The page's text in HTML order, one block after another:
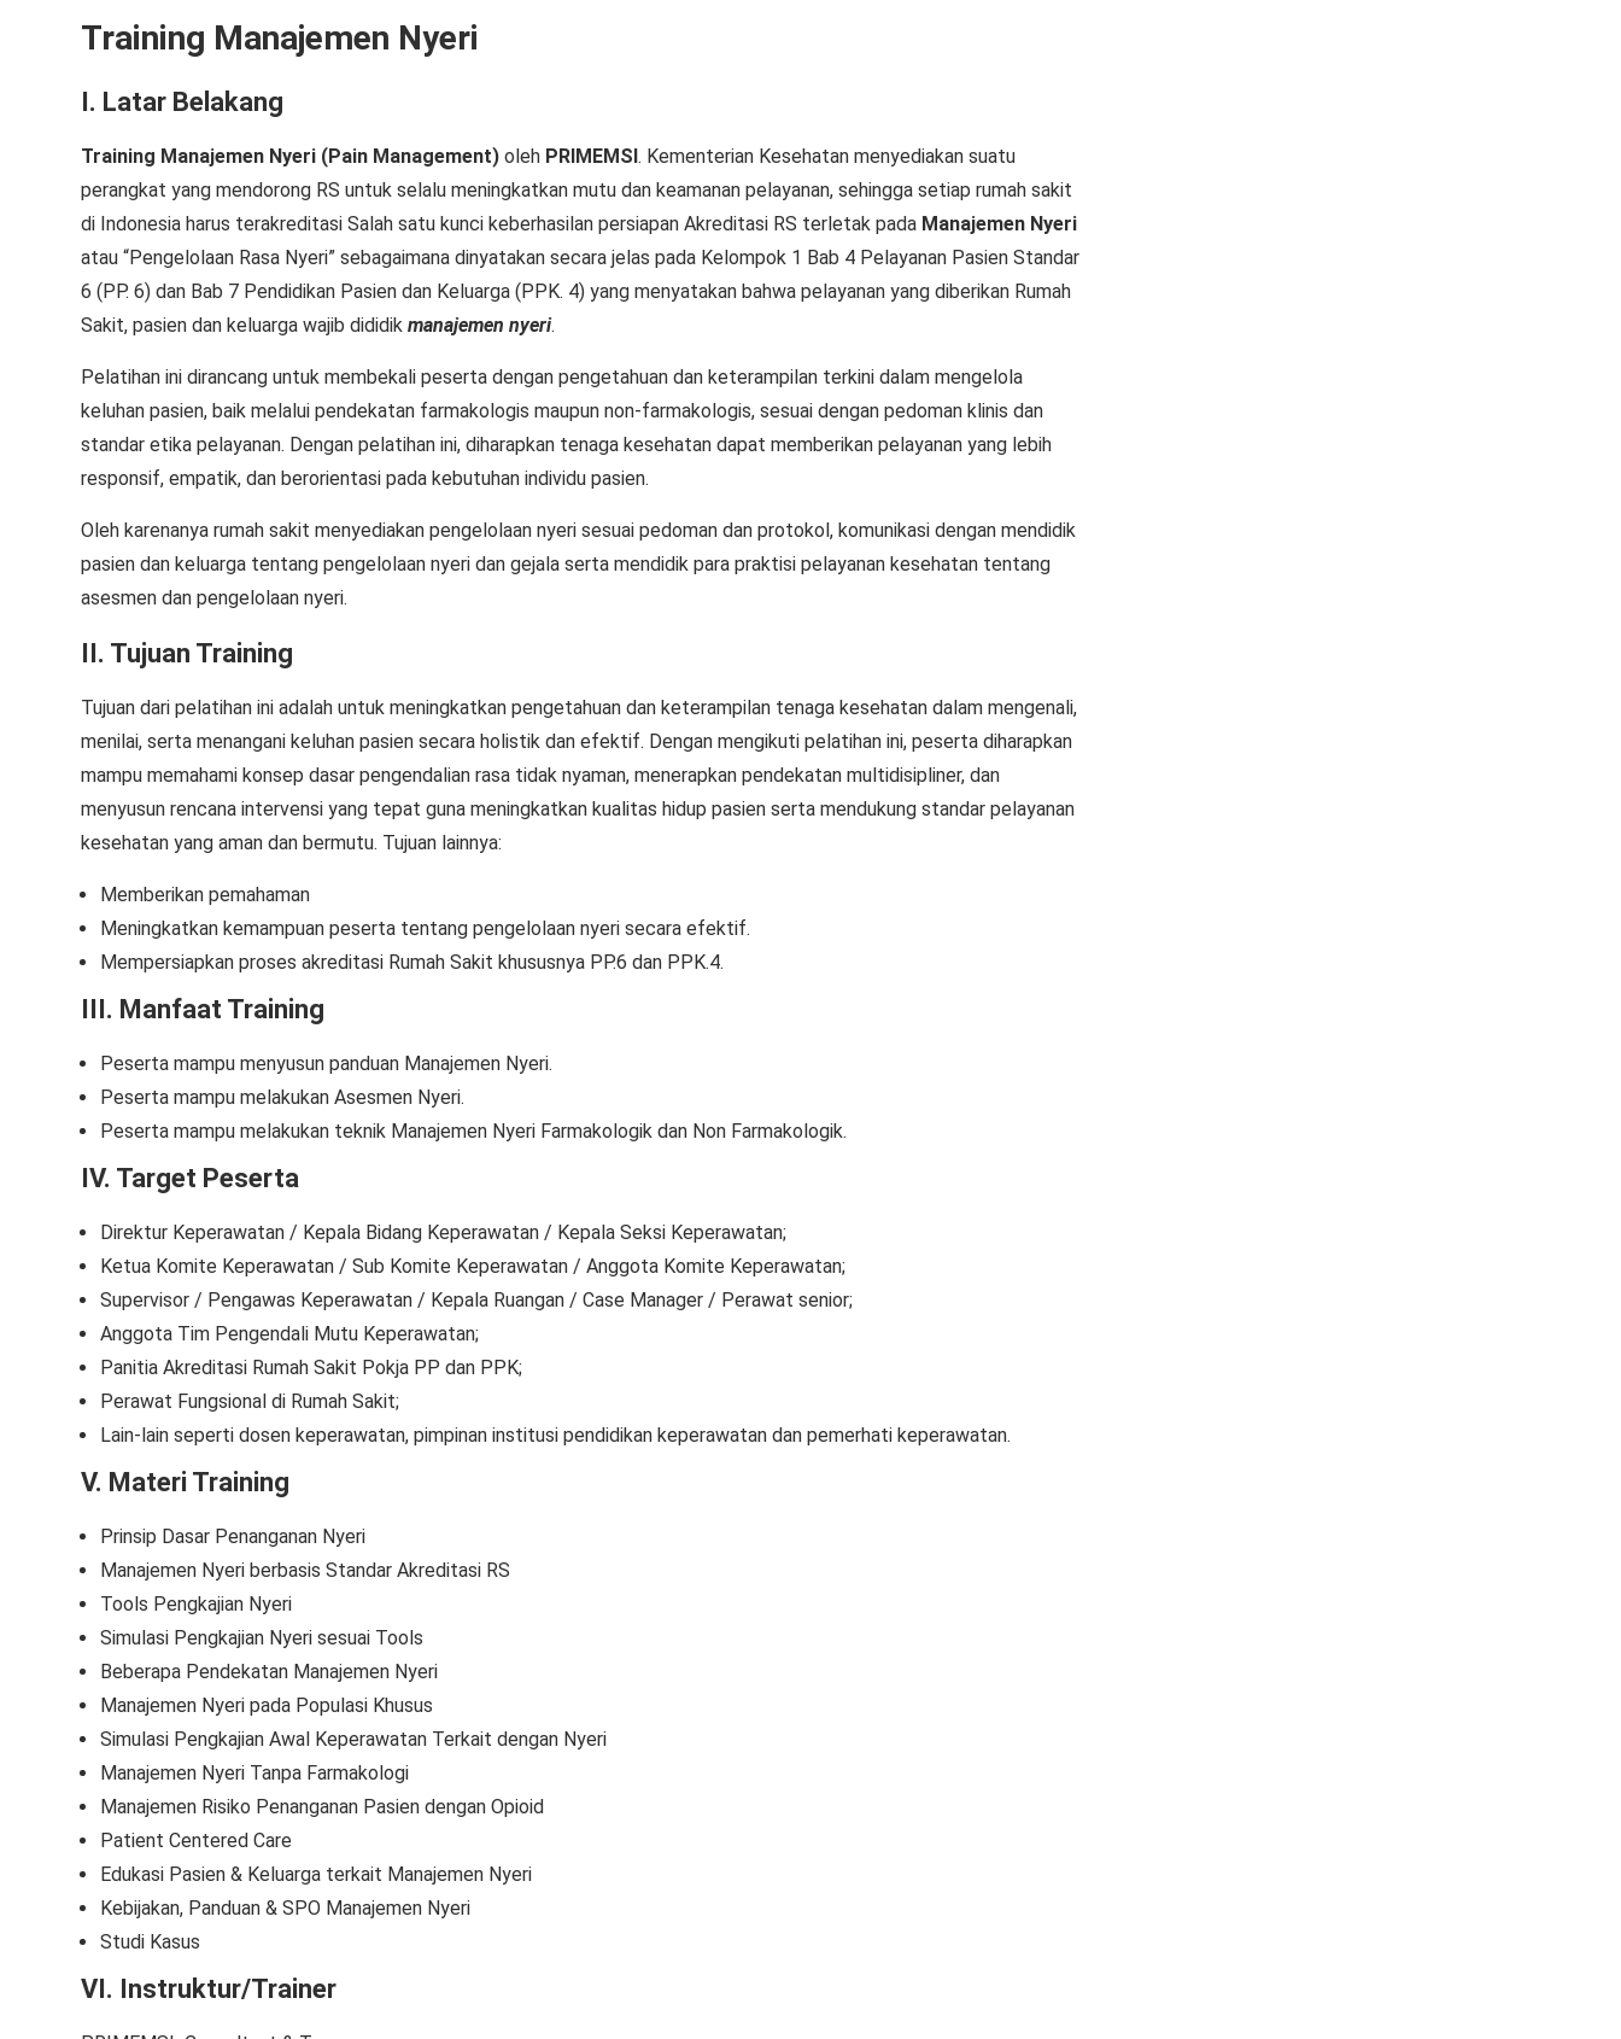
Training Manajemen Nyeri
I. Latar Belakang
Training Manajemen Nyeri (Pain Management) oleh PRIMEMSI. Kementerian Kesehatan menyediakan suatu
perangkat yang mendorong RS untuk selalu meningkatkan mutu dan keamanan pelayanan, sehingga setiap rumah sakit
di Indonesia harus terakreditasi Salah satu kunci keberhasilan persiapan Akreditasi RS terletak pada Manajemen Nyeri
atau “Pengelolaan Rasa Nyeri” sebagaimana dinyatakan secara jelas pada Kelompok 1 Bab 4 Pelayanan Pasien Standar
6 (PP. 6) dan Bab 7 Pendidikan Pasien dan Keluarga (PPK. 4) yang menyatakan bahwa pelayanan yang diberikan Rumah
Sakit, pasien dan keluarga wajib dididik manajemen nyeri.
Pelatihan ini dirancang untuk membekali peserta dengan pengetahuan dan keterampilan terkini dalam mengelola
keluhan pasien, baik melalui pendekatan farmakologis maupun non-farmakologis, sesuai dengan pedoman klinis dan
standar etika pelayanan. Dengan pelatihan ini, diharapkan tenaga kesehatan dapat memberikan pelayanan yang lebih
responsif, empatik, dan berorientasi pada kebutuhan individu pasien.
Oleh karenanya rumah sakit menyediakan pengelolaan nyeri sesuai pedoman dan protokol, komunikasi dengan mendidik
pasien dan keluarga tentang pengelolaan nyeri dan gejala serta mendidik para praktisi pelayanan kesehatan tentang
asesmen dan pengelolaan nyeri.
II. Tujuan Training
Tujuan dari pelatihan ini adalah untuk meningkatkan pengetahuan dan keterampilan tenaga kesehatan dalam mengenali,
menilai, serta menangani keluhan pasien secara holistik dan efektif. Dengan mengikuti pelatihan ini, peserta diharapkan
mampu memahami konsep dasar pengendalian rasa tidak nyaman, menerapkan pendekatan multidisipliner, dan
menyusun rencana intervensi yang tepat guna meningkatkan kualitas hidup pasien serta mendukung standar pelayanan
kesehatan yang aman dan bermutu. Tujuan lainnya:
Memberikan pemahaman
Meningkatkan kemampuan peserta tentang pengelolaan nyeri secara efektif.
Mempersiapkan proses akreditasi Rumah Sakit khususnya PP.6 dan PPK.4.
III. Manfaat Training
Peserta mampu menyusun panduan Manajemen Nyeri.
Peserta mampu melakukan Asesmen Nyeri.
Peserta mampu melakukan teknik Manajemen Nyeri Farmakologik dan Non Farmakologik.
IV. Target Peserta
Direktur Keperawatan / Kepala Bidang Keperawatan / Kepala Seksi Keperawatan;
Ketua Komite Keperawatan / Sub Komite Keperawatan / Anggota Komite Keperawatan;
Supervisor / Pengawas Keperawatan / Kepala Ruangan / Case Manager / Perawat senior;
Anggota Tim Pengendali Mutu Keperawatan;
Panitia Akreditasi Rumah Sakit Pokja PP dan PPK;
Perawat Fungsional di Rumah Sakit;
Lain-lain seperti dosen keperawatan, pimpinan institusi pendidikan keperawatan dan pemerhati keperawatan.
V. Materi Training
Prinsip Dasar Penanganan Nyeri
Manajemen Nyeri berbasis Standar Akreditasi RS
Tools Pengkajian Nyeri
Simulasi Pengkajian Nyeri sesuai Tools
Beberapa Pendekatan Manajemen Nyeri
Manajemen Nyeri pada Populasi Khusus
Simulasi Pengkajian Awal Keperawatan Terkait dengan Nyeri
Manajemen Nyeri Tanpa Farmakologi
Manajemen Risiko Penanganan Pasien dengan Opioid
Patient Centered Care
Edukasi Pasien & Keluarga terkait Manajemen Nyeri
Kebijakan, Panduan & SPO Manajemen Nyeri
Studi Kasus
VI. Instruktur/Trainer